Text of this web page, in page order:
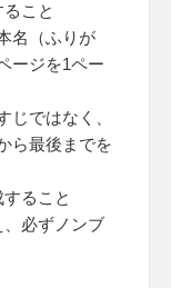
こと
名（ふりが
ージを1ペー
ではなく、
ら最後までを
ること
必ずノンブ